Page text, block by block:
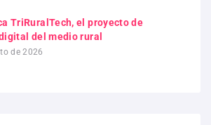
TriRuralTech, el proyecto de
del medio rural
de 2026